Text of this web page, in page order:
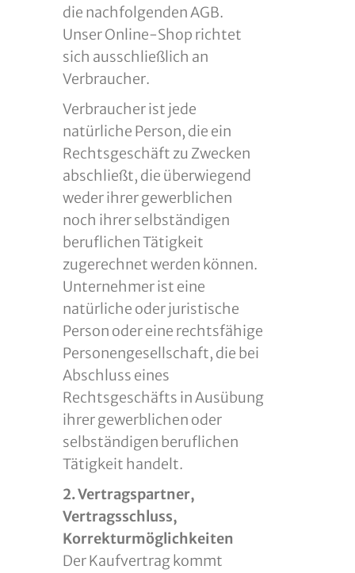
die nachfolgenden AGB.
Unser Online-Shop richtet
sich ausschließlich an
Verbraucher.
Verbraucher ist jede
natürliche Person, die ein
Rechtsgeschäft zu Zwecken
abschließt, die überwiegend
weder ihrer gewerblichen
noch ihrer selbständigen
beruflichen Tätigkeit
zugerechnet werden können.
Unternehmer ist eine
natürliche oder juristische
Person oder eine rechtsfähige
Personengesellschaft, die bei
Abschluss eines
Rechtsgeschäfts in Ausübung
ihrer gewerblichen oder
selbständigen beruflichen
Tätigkeit handelt.
2. Vertragspartner,
Vertragsschluss,
Korrekturmöglichkeiten
Der Kaufvertrag kommt